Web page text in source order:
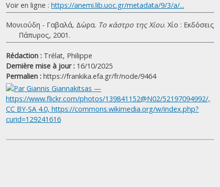
Voir en ligne : https://anemi.lib.uoc.gr/metadata/9/3/a/...
Μονιούδη - Γαβαλά, Δώρα. Το κάστρο της Χίου. Χίο : Εκδόσεις
Πάπυρος, 2001.
Rédaction : Trélat, Philippe
Dernière mise à jour : 16/10/2025
Permalien : https://frankika.efa.gr/fr/node/9464
Château, Volissos / Κάστρο Βολισσού,